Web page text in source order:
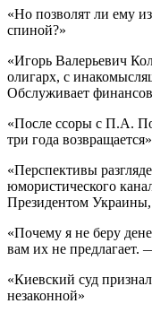
«Но позволят ли ему
спиной?»
«Игорь Валерьевич
олигарх, с
Обслуживает
«После ссоры с П.А.
три года возвращается»
«Перспективы
юмористического
Президентом Украины,
«Почему я не беру
вам их не предлагает.
«Киевский суд
незаконной»